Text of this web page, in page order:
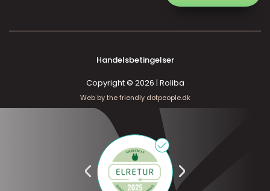
Handelsbetingelser
Copyright © 2026 | Roliba
Web by the friendly dotpeople.dk